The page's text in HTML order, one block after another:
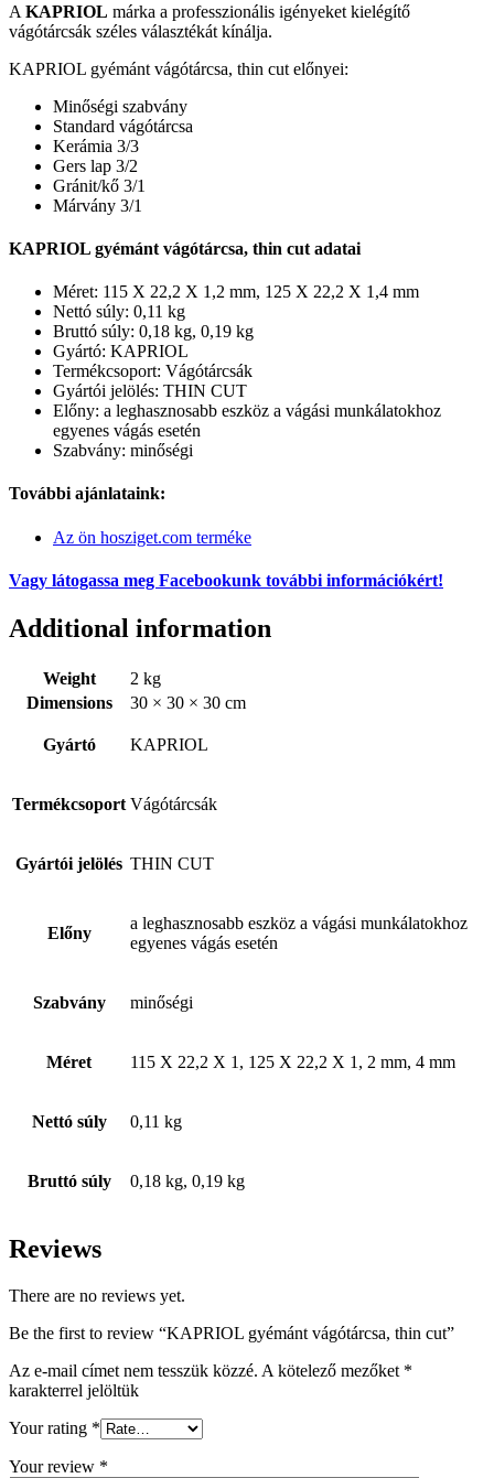
A KAPRIOL márka a professzionális igényeket kielégítő
vágótárcsák széles választékát kínálja.
KAPRIOL gyémánt vágótárcsa, thin cut előnyei:
Minőségi szabvány
Standard vágótárcsa
Kerámia 3/3
Gers lap 3/2
Gránit/kő 3/1
Márvány 3/1
KAPRIOL gyémánt vágótárcsa, thin cut adatai
Méret: 115 X 22,2 X 1,2 mm, 125 X 22,2 X 1,4 mm
Nettó súly: 0,11 kg
Bruttó súly: 0,18 kg, 0,19 kg
Gyártó: KAPRIOL
Termékcsoport: Vágótárcsák
Gyártói jelölés: THIN CUT
Előny: a leghasznosabb eszköz a vágási munkálatokhoz
egyenes vágás esetén
Szabvány: minőségi
További ajánlataink:
Az ön hosziget.com terméke
Vagy látogassa meg Facebookunk további információkért!
Additional information
Weight
2 kg
Dimensions
30 × 30 × 30 cm
Gyártó KAPRIOL
Termékcsoport Vágótárcsák
Gyártói jelölés THIN CUT
Előny
a leghasznosabb eszköz a vágási munkálatokhoz
egyenes vágás esetén
Szabvány minőségi
Méret 115 X 22,2 X 1, 125 X 22,2 X 1, 2 mm, 4 mm
Nettó súly 0,11 kg
Bruttó súly 0,18 kg, 0,19 kg
Reviews
There are no reviews yet.
Be the first to review “KAPRIOL gyémánt vágótárcsa, thin cut”
Az e-mail címet nem tesszük közzé. A kötelező mezőket *
karakterrel jelöltük
Your rating *
Your review *